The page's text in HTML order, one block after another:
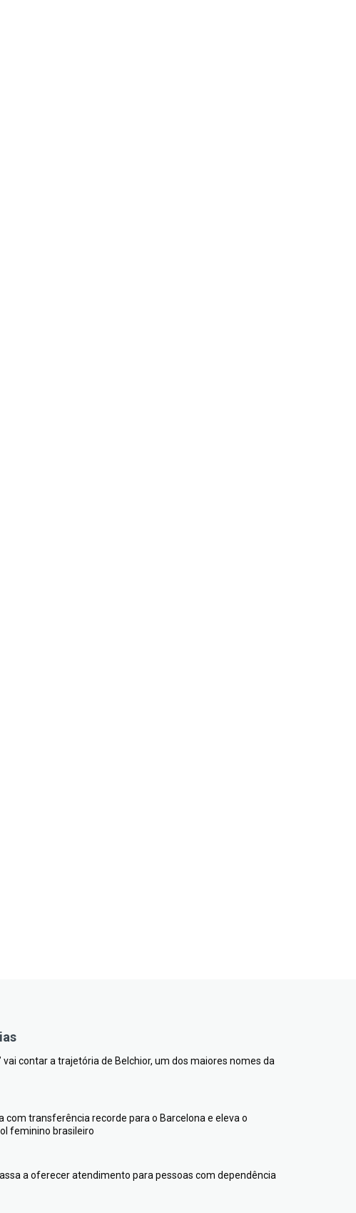
vai contar a trajetória de Belchior, um dos maiores nomes da
com transferência recorde para o Barcelona e eleva o
feminino brasileiro
a oferecer atendimento para pessoas com dependência